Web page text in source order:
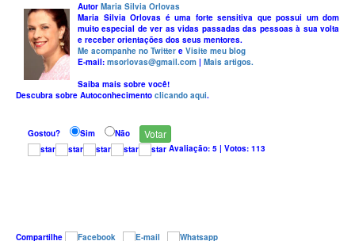
Autor Maria Silvia Orlovas
Maria Silvia Orlovas é uma forte sensitiva que possui um dom
muito especial de ver as vidas passadas das pessoas à sua volta
e receber orientações dos seus mentores.
Me acompanhe no Twitter e Visite meu blog
E-mail: msorlovas@gmail.com | Mais artigos.
Saiba mais sobre você!
Descubra sobre Autoconhecimento clicando aqui.
Gostou? Sim
Não
Avaliação: 5 | Votos: 113
Compartilhe